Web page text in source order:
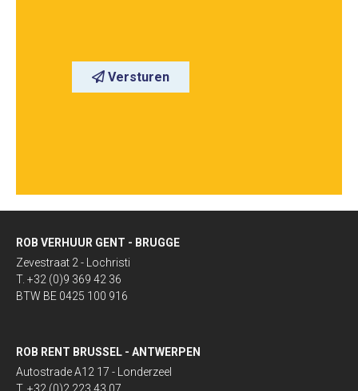
Versturen
ROB VERHUUR GENT - BRUGGE
Zevestraat 2 - Lochristi
T. +32 (0)9 369 42 36
BTW BE 0425 100 916
ROB RENT BRUSSEL - ANTWERPEN
Autostrade A12 17 - Londerzeel